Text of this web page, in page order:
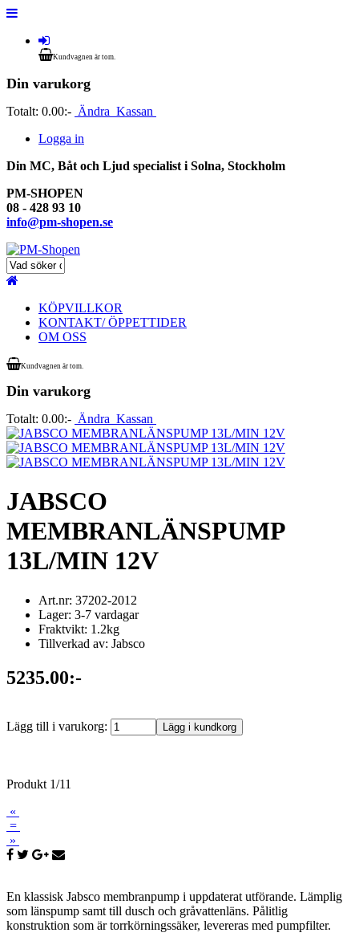
Kundvagnen är tom.
Din varukorg
Totalt: 0.00:- Ändra Kassan
Logga in
Din MC, Båt och Ljud specialist i Solna, Stockholm
PM-SHOPEN
08 - 428 93 10
info@pm-shopen.se
KÖPVILLKOR
KONTAKT/ ÖPPETTIDER
OM OSS
Kundvagnen är tom.
Din varukorg
Totalt: 0.00:- Ändra Kassan
JABSCO
MEMBRANLÄNSPUMP
13L/MIN 12V
Art.nr: 37202-2012
Lager: 3-7 vardagar
Fraktvikt: 1.2kg
Tillverkad av: Jabsco
5235.00:-
Lägg till i varukorg:
Produkt 1/11
«
=
»
En klassisk Jabsco membranpump i uppdaterat utförande. Lämplig
som länspump samt till dusch och gråvattenläns. Pålitlig
konstruktion som är torrkörningssäker, levereras med pumpfilter.